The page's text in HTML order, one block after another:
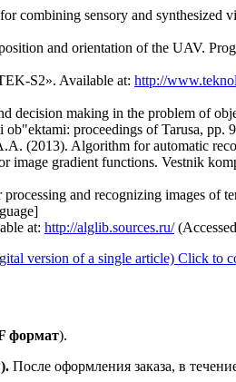
sensory and synthesized
and orientation of the UAV.
S2». Available at: http://
making in the problem of
proceedings of Tarusa, pp.
(2013). Algorithm for automatic
image gradient functions. Vestnik
and recognizing images of
at: http://alglib.sources.ru/
version of a single article) Click to
формат).
После оформления заказа, в